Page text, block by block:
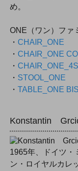
め。
ONE（ワン）ファ
・ CHAIR_ONE
・ CHAIR_ONE
・
・ STOOL_ONE
・ TABLE_ONE
Konstantin
1965年、ドイツ・
ン・ロイヤルカレ